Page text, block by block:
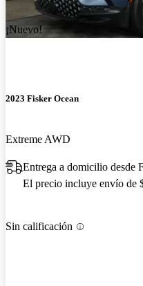
¡Nuevo!
2023 Fisker Ocean
Extreme AWD
Entrega a domicilio desde
El precio incluye envío de
Sin calificación